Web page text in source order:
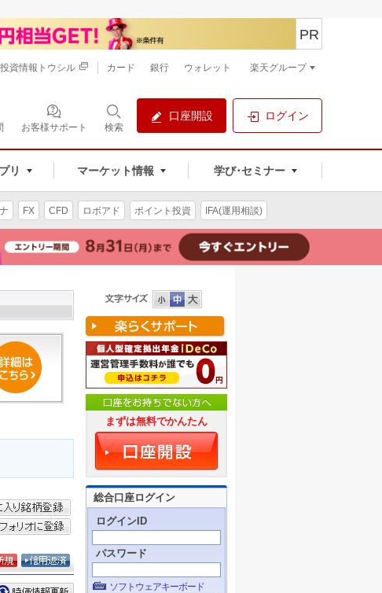
お客様サポート 検索
口座開設 ログイン
リ マーケット情報 学び･セミナー
PR
投資情報トウシル カード 銀行 ウォレット 楽天グループ
FX CFD ロボアド ポイント投資 IFA(運用相談)
まずは無料でかんたん
総合口座ログイン
ログインID
パスワード
ソフトウェアキーボード